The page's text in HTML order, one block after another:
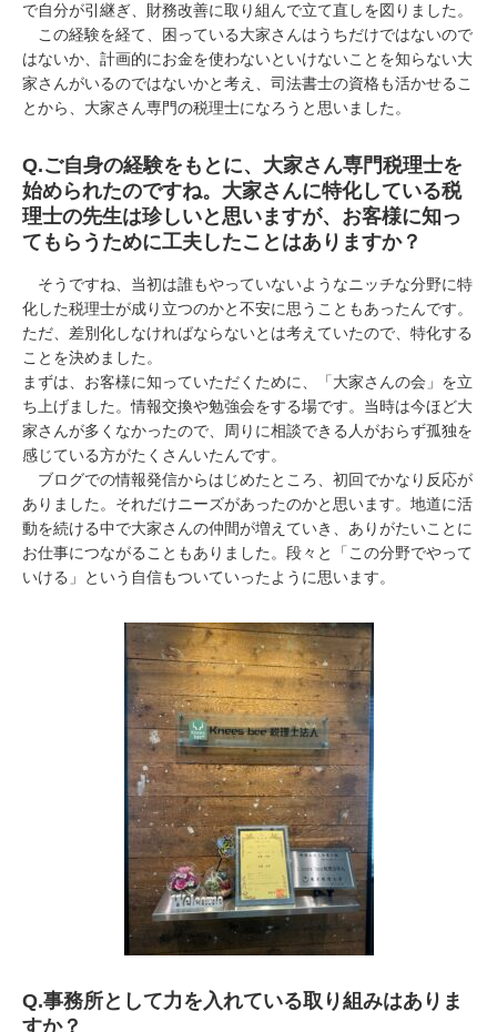
で自分が引継ぎ、財務改善に取り組んで立て直しを図りました。
この経験を経て、困っている大家さんはうちだけではないので
はないか、計画的にお金を使わないといけないことを知らない大
家さんがいるのではないかと考え、司法書士の資格も活かせるこ
とから、大家さん専門の税理士になろうと思いました。
Q.ご自身の経験をもとに、大家さん専門税理士を
始められたのですね。大家さんに特化している税
理士の先生は珍しいと思いますが、お客様に知っ
てもらうために工夫したことはありますか？
そうですね、当初は誰もやっていないようなニッチな分野に特
化した税理士が成り立つのかと不安に思うこともあったんです。
ただ、差別化しなければならないとは考えていたので、特化する
ことを決めました。
まずは、お客様に知っていただくために、「大家さんの会」を立
ち上げました。情報交換や勉強会をする場です。当時は今ほど大
家さんが多くなかったので、周りに相談できる人がおらず孤独を
感じている方がたくさんいたんです。
ブログでの情報発信からはじめたところ、初回でかなり反応が
ありました。それだけニーズがあったのかと思います。地道に活
動を続ける中で大家さんの仲間が増えていき、ありがたいことに
お仕事につながることもありました。段々と「この分野でやって
いける」という自信もついていったように思います。
Q.事務所として力を入れている取り組みはありま
すか？